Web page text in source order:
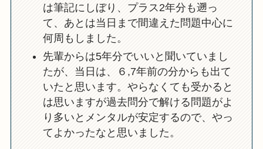
は筆記にしぼり、プラス2年分も遡っ
て、あとは当日まで間違えた問題中心に
何周もしました。
先輩からは5年分でいいと聞いていまし
たが、当日は、６,7年前の分からも出て
いたと思います。やらなくても受かると
は思いますが過去問分で解ける問題がよ
り多いとメンタルが安定するので、やっ
てよかったなと思いました。